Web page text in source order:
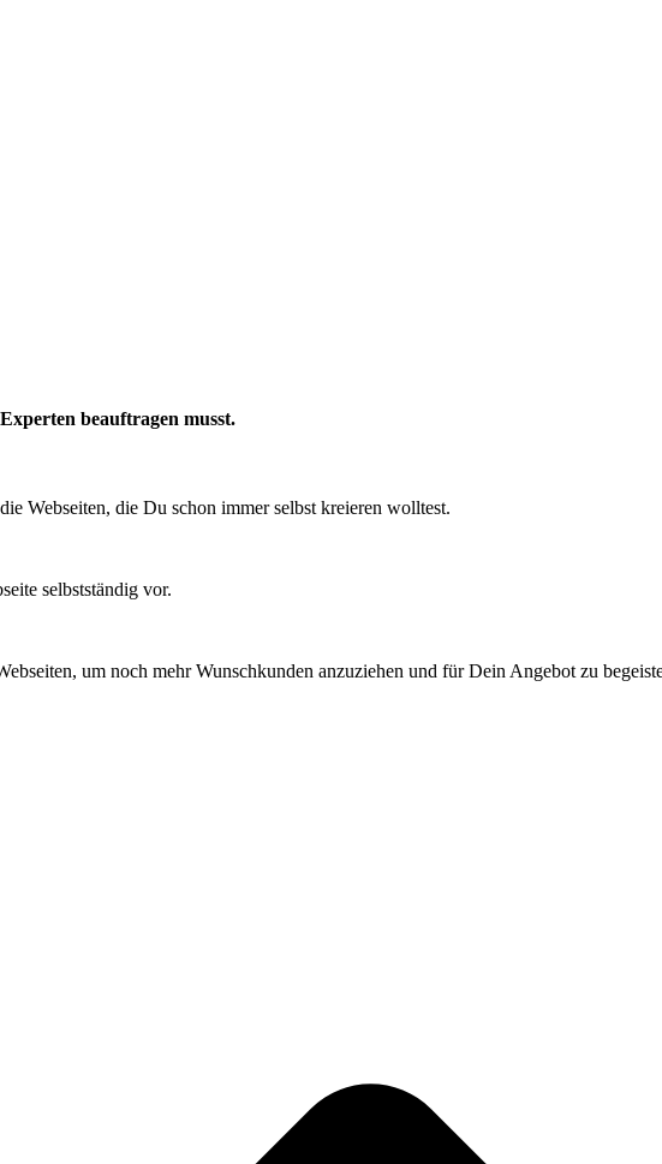
beauftragen musst.
Webseiten, die Du schon immer selbst kreieren wolltest.
selbstständig vor.
um noch mehr Wunschkunden anzuziehen und für Dein Angebot zu